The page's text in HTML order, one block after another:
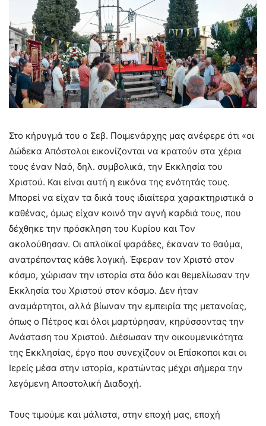
Στο κήρυγμά του ο Σεβ. Ποιμενάρχης μας ανέφερε ότι «οι
Δώδεκα Απόστολοι εικονίζονται να κρατούν στα χέρια
τους έναν Ναό, δηλ. συμβολικά, την Εκκλησία του
Χριστού. Και είναι αυτή η εικόνα της ενότητάς τους.
Μπορεί να είχαν τα δικά τους ιδιαίτερα χαρακτηριστικά ο
καθένας, όμως είχαν κοινό την αγνή καρδιά τους, που
δέχθηκε την πρόσκληση του Κυρίου και Τον
ακολούθησαν. Οι απλοϊκοί ψαράδες, έκαναν το θαύμα,
ανατρέποντας κάθε λογική. Έφεραν τον Χριστό στον
κόσμο, χώρισαν την ιστορία στα δύο και θεμελίωσαν την
Εκκλησία του Χριστού στον κόσμο. Δεν ήταν
αναμάρτητοι, αλλά βίωναν την εμπειρία της μετανοίας,
όπως ο Πέτρος και όλοι μαρτύρησαν, κηρύσσοντας την
Ανάσταση του Χριστού. Διέσωσαν την οικουμενικότητα
της Εκκλησίας, έργο που συνεχίζουν οι Επίσκοποι και οι
Ιερείς μέσα στην ιστορία, κρατώντας μέχρι σήμερα την
λεγόμενη Αποστολική Διαδοχή.
Τους τιμούμε και μάλιστα, στην εποχή μας, εποχή